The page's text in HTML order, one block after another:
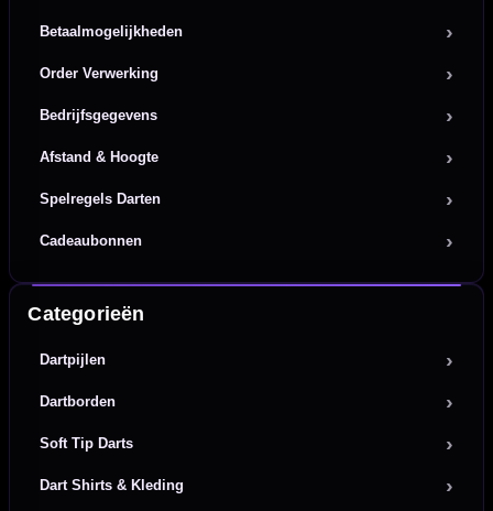
Betaalmogelijkheden
Order Verwerking
Bedrijfsgegevens
Afstand & Hoogte
Spelregels Darten
Cadeaubonnen
Categorieën
Dartpijlen
Dartborden
Soft Tip Darts
Dart Shirts & Kleding